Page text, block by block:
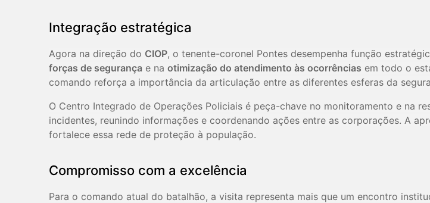
Integração estratégica
Agora na direção do CIOP, o tenente-coronel Pontes desempenha função
forças de segurança e na otimização do atendimento às ocorrências em todo o
comando reforça a importância da articulação entre as diferentes esferas da
O Centro Integrado de Operações Policiais é peça-chave no monitoramento e na
incidentes, reunindo informações e coordenando ações entre as corporações. A
fortalece essa rede de proteção à população.
Compromisso com a excelência
Para o comando atual do batalhão, a visita representa mais que um encontro